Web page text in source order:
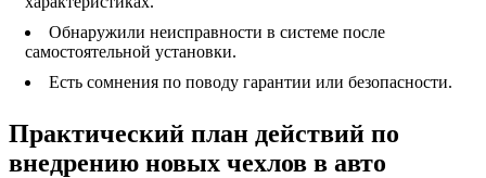
Обнаружили неисправности в системе после
самостоятельной установки.
Есть сомнения по поводу гарантии или безопасности.
Практический план действий по
внедрению новых чехлов в авто